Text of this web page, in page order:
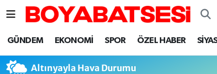
GÜNDEM EKONOMİ SPOR ÖZEL HABER
Altınyayla Hava Durumu
Sinop Nöbetçi Eczaneler
Sinop Hava Durumu